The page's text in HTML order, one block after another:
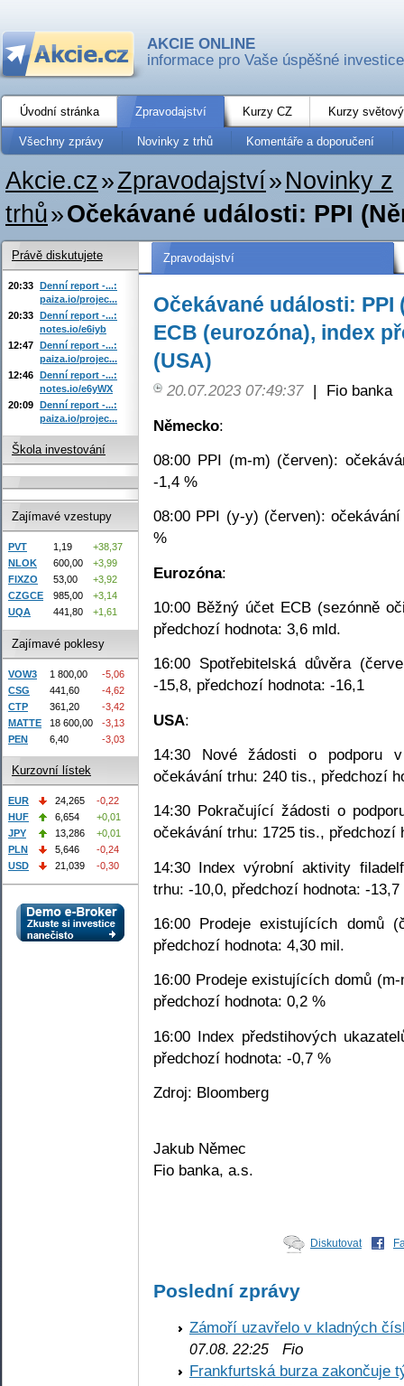
AKCIE ONLINE
informace pro Vaše úspěšné investice
Úvodní stránka Zpravodajství Kurzy CZ Kurzy
Všechny zprávy Novinky z trhů Komentáře a doporučení
Akcie.cz»Zpravodajství» Novinky z
trhů»Očekávané události: PPI
Zpravodajství
Očekávané události: PPI
ECB (eurozóna), index
(USA)
20.07.2023 07:49:37 |
Fio banka
Německo:
08:00 PPI (m-m) (červen):
-1,4 %
08:00 PPI (y-y) (červen):
%
Eurozóna:
10:00 Běžný účet ECB (sezónně
předchozí hodnota: 3,6 mld.
16:00 Spotřebitelská důvěra
-15,8, předchozí hodnota: -16,1
USA:
14:30 Nové žádosti o podporu
očekávání trhu: 240 tis., předchozí
14:30 Pokračující žádosti o
očekávání trhu: 1725 tis., předchozí
14:30 Index výrobní aktivity
trhu: -10,0, předchozí hodnota: -13,7
16:00 Prodeje existujících domů
předchozí hodnota: 4,30 mil.
16:00 Prodeje existujících domů
předchozí hodnota: 0,2 %
16:00 Index předstihových
předchozí hodnota: -0,7 %
Zdroj: Bloomberg
Jakub Němec
Fio banka, a.s.
Diskutovat
Poslední zprávy
Zámoří uzavřelo v kladných
07.08. 22:25 Fio
Frankfurtská burza zakončuje
Právě diskutujete
20:33 Denní report -...:
paiza.io/projec...
20:33 Denní report -...:
notes.io/e6iyb
12:47 Denní report -...:
paiza.io/projec...
12:46 Denní report -...:
notes.io/e6yWX
20:09 Denní report -...:
paiza.io/projec...
Škola investování
Zajímavé vzestupy
PVT 1,19
+38,37
NLOK
600,00
+3,99
FIXZO
53,00
+3,92
CZGCE
985,00
+3,14
UQA
441,80 +1,61
Zajímavé poklesy
VOW3 1 800,00
-5,06
CSG
441,60
-4,62
CTP
361,20
-3,42
MATTE
18 600,00
-3,13
PEN
6,40 -3,03
Kurzovní lístek
EUR 24,265
-0,22
HUF
6,654
+0,01
JPY
13,286
+0,01
PLN
5,646
-0,24
USD
21,039 -0,30